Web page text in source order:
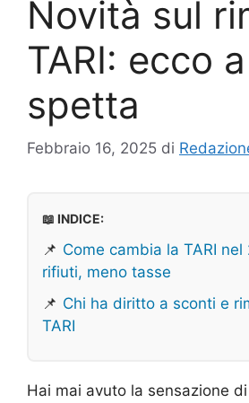
Novità sul
TARI: ecco
spetta
Febbraio 16, 2025 di
📖 INDICE:
📌 Come cambia la TARI
rifiuti, meno tasse
📌 Chi ha diritto a sconti e
TARI
Hai mai avuto la sensazione